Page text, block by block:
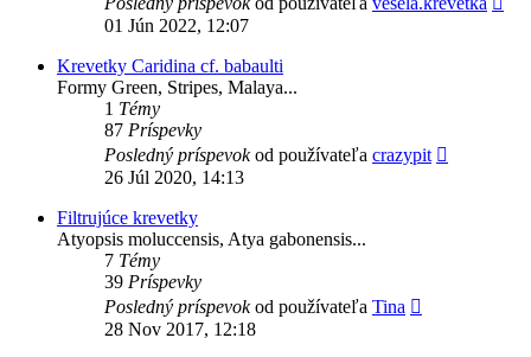
01 Jún 2022, 12:07
Krevetky Caridina cf. babaulti
Formy Green, Stripes, Malaya...
1 Témy
87 Príspevky
Posledný príspevokod používateľa crazypit
26 Júl 2020, 14:13
Filtrujúce krevetky
Atyopsis moluccensis, Atya gabonensis...
7 Témy
39 Príspevky
Posledný príspevokod používateľa Tina
28 Nov 2017, 12:18